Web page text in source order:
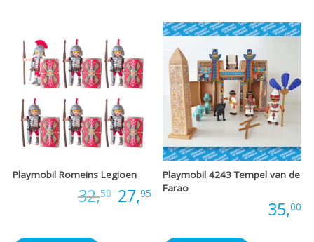
€32,55.€29,50.
Playmobil Romeins Legioen
32,50 Oorspronkelijke
27,95Huidige
Playmobil 4243 Tempel van de
Farao
35,00